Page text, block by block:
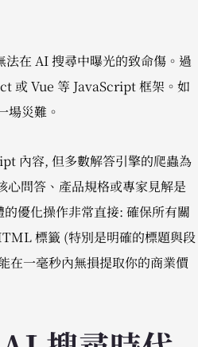
在 AI 搜尋中曝光的致命傷。過
或 Vue 等 JavaScript 框架。如
場災難。
內容, 但多數解答引擎的爬蟲為
心問答、產品規格或專家見解是
優化操作非常直接: 確保所有關
標籤 (特別是明確的標題與段
在一毫秒內無損提取你的商業價